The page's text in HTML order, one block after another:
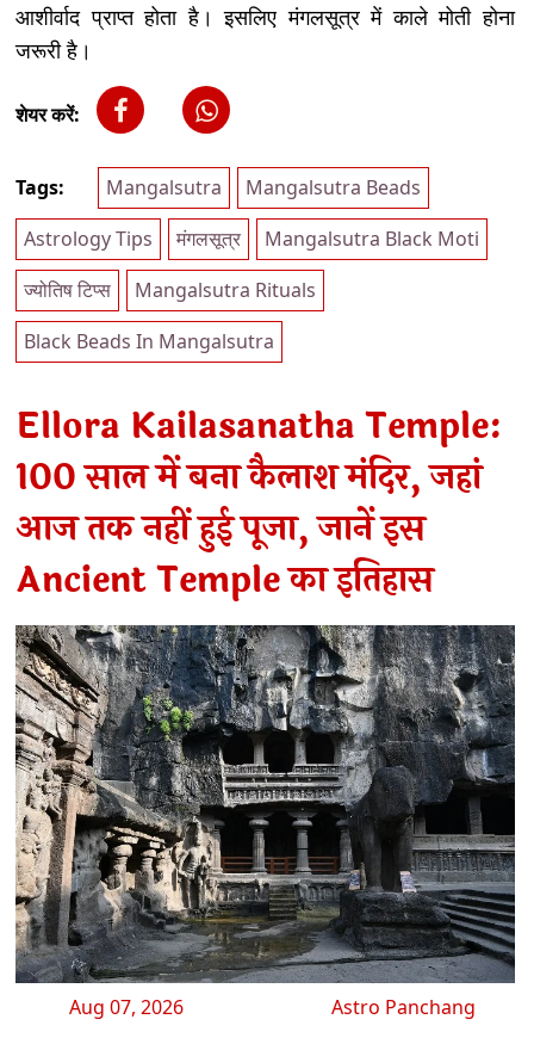
आशीर्वाद प्राप्त होता है। इसलिए मंगलसूत्र में काले मोती होना
जरूरी है।
शेयर करें:
Tags: Mangalsutra
Mangalsutra Beads
Astrology Tips
मंगलसूत्र
Mangalsutra Black Moti
ज्योतिष टिप्स
Mangalsutra Rituals
Black Beads In Mangalsutra
Ellora Kailasanatha Temple:
100 साल में बना कैलाश मंदिर, जहां
आज तक नहीं हुई पूजा, जानें इस
Ancient Temple का इतिहास
Aug 07, 2026 Astro Panchang